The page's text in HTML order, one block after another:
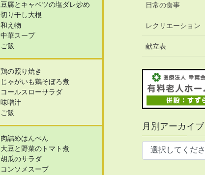
豆腐とキャベツの塩ダレ炒め
切り干し大根
和え物
中華スープ
ご飯
鶏の照り焼き
じゃがいも鶏そぼろ煮
コールスローサラダ
味噌汁
ご飯
肉詰めはんぺん
大豆と野菜のトマト煮
胡瓜のサラダ
コンソメスープ
日常の食事
レクリエーション
献立表
月別アーカイブ